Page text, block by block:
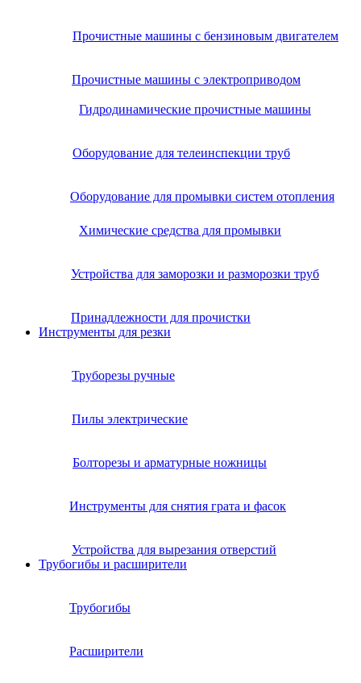
Прочистные машины с бензиновым двигателем
Прочистные машины с электроприводом
Гидродинамические прочистные машины
Оборудование для телеинспекции труб
Оборудование для промывки систем отопления
Химические средства для промывки
Устройства для заморозки и разморозки труб
Принадлежности для прочистки
Инструменты для резки
Труборезы ручные
Пилы электрические
Болторезы и арматурные ножницы
Инструменты для снятия грата и фасок
Устройства для вырезания отверстий
Трубогибы и расширители
Трубогибы
Расширители